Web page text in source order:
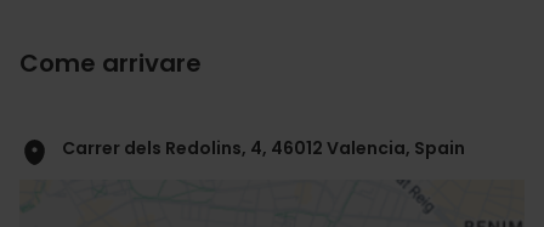
Come arrivare
Carrer dels Redolins, 4, 46012 Valencia, Spain